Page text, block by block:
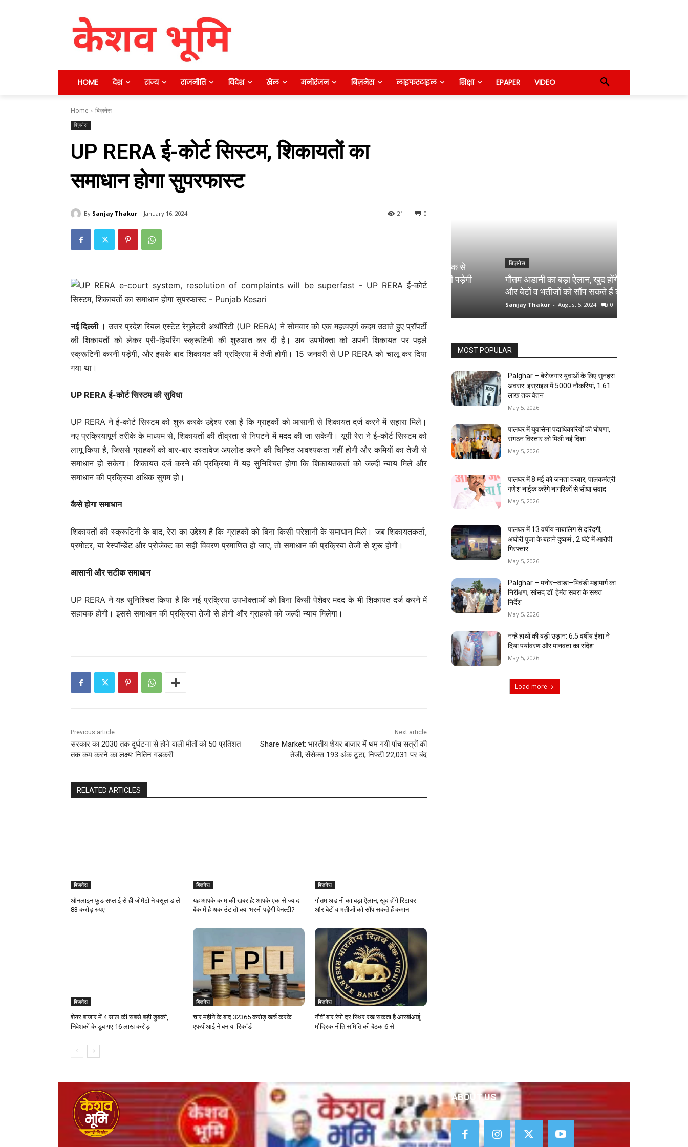
HOME देश राज्य राजनीति विदेश खेल मनोरंजन बिज़नेस लाइफस्टाइल शिक्षा EPAPER VIDEO
Home बिज़नेस
बिज़नेस
UP RERA ई-कोर्ट सिस्टम, शिकायतों का
समाधान होगा सुपरफास्ट
By Sanjay Thakur January 16, 2024 0
21
नई दिल्‍ली । उत्तर प्रदेश रियल एस्टेट रेगुलेटरी अथॉरिटी (UP RERA) ने सोमवार को एक महत्वपूर्ण कदम उठाते हुए प्रॉपर्टी
की शिकायतों को लेकर प्री-हियरिंग स्क्रूटिनी की शुरुआत कर दी है। अब उपभोक्ता को अपनी शिकायत पर पहले
स्क्रूटिनी करनी पड़ेगी, और इसके बाद शिकायत की प्रक्रिया में तेजी होगी। 15 जनवरी से UP RERA को चालू कर दिया
गया था।
UP RERA ई-कोर्ट सिस्टम की सुविधा
UP RERA ने ई-कोर्ट सिस्टम को शुरू करके उद्देश्य रखा है कि ग्राहकों को आसानी से शिकायत दर्ज करने में सहारा मिले।
नए प्रक्रियापूर्ण तरीके के माध्यम से, शिकायतों की तीव्रता से निपटने में मदद की जा सकेगी। यूपी रेरा ने ई-कोर्ट सिस्टम को
लागू किया है, जिससे ग्राहकों को बार-बार दस्तावेज अपलोड करने की चिन्हित आवश्यकता नहीं होगी और कमियों का तेजी से
समाधान हो सकेगा। शिकायत दर्ज करने की प्रक्रिया में यह सुनिश्चित होगा कि शिकायतकर्ता को जल्दी न्याय मिले और
समाधान की प्रक्रिया अधिक सुगम हो।
कैसे होगा समाधान
शिकायतों की स्क्रूटिनी के बाद, रेरा का उद्देश्य है कि ग्राहकों को बिना किसी परेशानी के समाधान मिले। जब शिकायतकर्ता,
प्रमोटर, या रेस्पॉन्डेंट और प्रोजेक्ट का सही विवरण प्रमाणित हो जाए, तो समाधान की प्रक्रिया तेजी से शुरू होगी।
आसानी और सटीक समाधान
UP RERA ने यह सुनिश्चित किया है कि नई प्रक्रिया उपभोक्ताओं को बिना किसी पेशेवर मदद के भी शिकायत दर्ज करने में
सहायक होगी। इससे समाधान की प्रक्रिया तेजी से होगी और ग्राहकों को जल्दी न्याय मिलेगा।
Previous article
सरकार का 2030 तक दुर्घटना से होने वाली मौतों को 50 प्रतिशत
तक कम करने का लक्ष्य: नितिन गडकरी
Next article
Share Market: भारतीय शेयर बाजार में थम गयी पांच सत्रों की
तेजी, सेंसेक्स 193 अंक टूटा, निफ्टी 22,031 पर बंद
RELATED ARTICLES
बिज़नेस
ऑनलाइन फूड सप्‍लाई से ही जोमैटो ने वसूल डाले
83 करोड़ रुपए
बिज़नेस
यह आपके काम की खबर है: आपके एक से ज्यादा
बैंक में है अकाउंट तो क्या भरनी पड़ेगी पेनल्टी?
बिज़नेस
गौतम अडानी का बड़ा ऐलान, खुद होंगे रिटायर
और बेटों व भतीजों को सौंप सकते हैं कमान
बिज़नेस
शेयर बाजार में 4 साल की सबसे बड़ी डुबकी,
निवेशकों के डूब गए 16 लाख करोड़
बिज़नेस
चार महीने के बाद 32365 करोड़ खर्च करके
एफपीआई ने बनाया रिकॉर्ड
बिज़नेस
नौवीं बार रेपो दर स्थिर रख सकता है आरबीआई,
मौद्रिक नीति समिति की बैठक 6 से
ऑनलाइन फूड सप्‍लाई से ही जोमैटो ने वसूल
डाले 83 करोड़ रुपए
Sanjay Thakur - August 5, 2024 0
ज्यादा बैंक में है अकाउंट तो क्या भरनी पड़ेगी
पेनल्टी?
गौतम अडानी का बड़ा ऐलान, खुद होंगे रिटायर
और बेटों व भतीजों को सौंप सकते हैं कमान
Sanjay Thakur - August 5, 2024 0
MOST POPULAR
Palghar – बेरोजगार युवाओं के लिए सुनहरा
अवसर: इस्राइल में 5000 नौकरियां, ₹1.61
लाख तक वेतन
May 5, 2026
पालघर में युवासेना पदाधिकारियों की घोषणा,
संगठन विस्तार को मिली नई दिशा
May 5, 2026
पालघर में 8 मई को जनता दरबार, पालकमंत्री
गणेश नाईक करेंगे नागरिकों से सीधा संवाद
May 5, 2026
पालघर में 13 वर्षीय नाबालिग से दरिंदगी,
अघोरी पूजा के बहाने दुष्कर्म , 2 घंटे में आरोपी
गिरफ्तार
May 5, 2026
Palghar – मनोर–वाडा–भिवंडी महामार्ग का
निरीक्षण, सांसद डॉ. हेमंत सवरा के सख्त
निर्देश
May 5, 2026
नन्हे हाथों की बड़ी उड़ान: 6.5 वर्षीय ईशा ने
दिया पर्यावरण और मानवता का संदेश
May 5, 2026
Load more
ABOUT US